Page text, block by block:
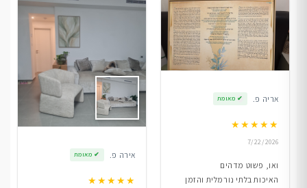
אריה פ. ✔ מאומת
★★★★★
7/22/2026
ואו, פשוט מדהים
האיכות בלתי נורמלית והזמן
אירה פ. ✔ מאומת
★★★★★